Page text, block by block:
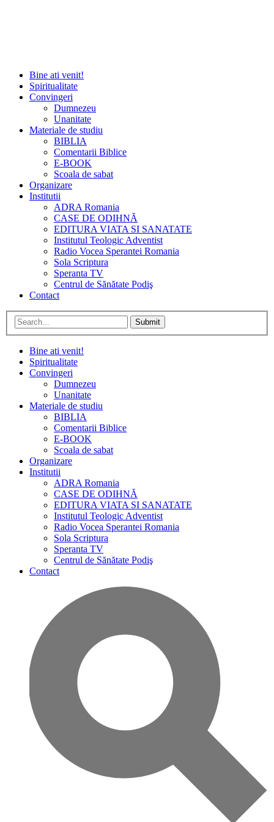
Bine ati venit!
Spiritualitate
Convingeri
Dumnezeu
Unanitate
Materiale de studiu
BIBLIA
Comentarii Biblice
E-BOOK
Scoala de sabat
Organizare
Institutii
ADRA Romania
CASE DE ODIHNĂ
EDITURA VIATA SI SANATATE
Institutul Teologic Adventist
Radio Vocea Sperantei Romania
Sola Scriptura
Speranta TV
Centrul de Sănătate Podiş
Contact
Submit
Bine ati venit!
Spiritualitate
Convingeri
Dumnezeu
Unanitate
Materiale de studiu
BIBLIA
Comentarii Biblice
E-BOOK
Scoala de sabat
Organizare
Institutii
ADRA Romania
CASE DE ODIHNĂ
EDITURA VIATA SI SANATATE
Institutul Teologic Adventist
Radio Vocea Sperantei Romania
Sola Scriptura
Speranta TV
Centrul de Sănătate Podiş
Contact